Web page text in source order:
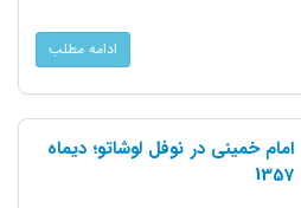
ادامه مطلب
امام خمینی در نوفل لوشاتو؛ دیماه
1357